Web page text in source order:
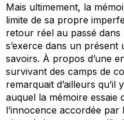
Mais ultimement, la
limite de sa propre
retour réel au passé
s’exerce dans un
savoirs. À propos d’une
survivant des camps de
remarquait d’ailleurs
auquel la mémoire essaie
l’innocence accordée par